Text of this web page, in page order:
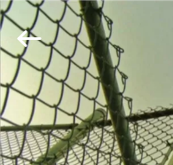
DOM
PRODUKTY
PING
XI
RUN
METAL
MESH
CO.,LTD.
Rights
Reserved.